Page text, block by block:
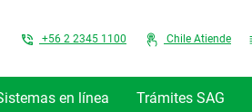
Top Menu
+56 2 2345 1100 Chile Atiende
en línea Trámites SAG